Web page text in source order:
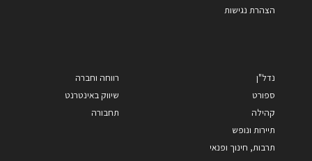
הצהרת נגישות
נדל"ן
ספורט
קהילה
תיירות ונופש
תרבות, חינוך ופנאי
רווחה וחברה
שיווק באינטרנט
תחבורה